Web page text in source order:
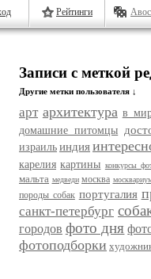
Рейтинги
Записи с меткой
Другие метки пользователя ↓
арт архитектура в
домашние питомцы
израиль индия
карелия картины конкурсы
мальта медведи москва
породы собак португалия
санкт-петербург
городов фото дня
фотоподборки